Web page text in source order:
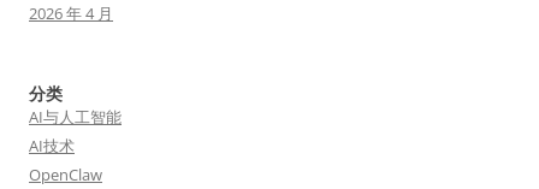
2026 年 4 月
分类
AI与人工智能
AI技术
OpenClaw